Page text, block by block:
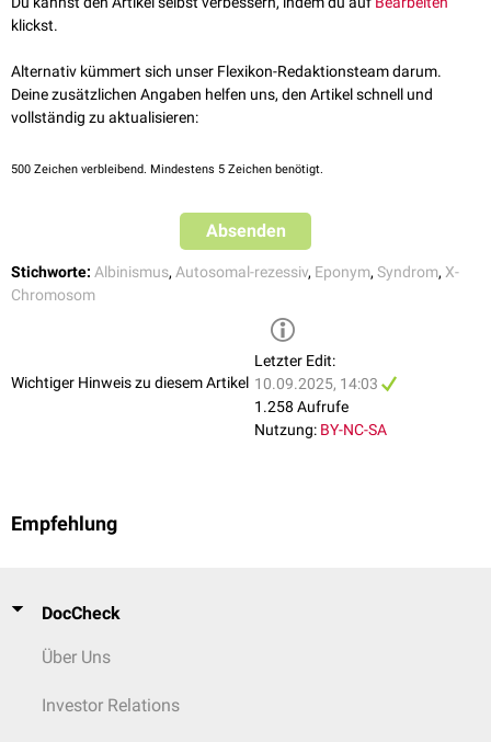
klickst.
Alternativ kümmert sich unser Flexikon-Redaktionsteam darum.
Deine zusätzlichen Angaben helfen uns, den Artikel schnell und
vollständig zu aktualisieren:
500 Zeichen verbleibend. Mindestens 5 Zeichen benötigt.
Absenden
Stichworte: Albinismus, Autosomal-rezessiv, Eponym, Syndrom, X-
Chromosom
Wichtiger Hinweis zu diesem Artikel
Letzter Edit:
10.09.2025, 14:03
1.258 Aufrufe
Nutzung: BY-NC-SA
Empfehlung
DocCheck
Über Uns
Investor Relations